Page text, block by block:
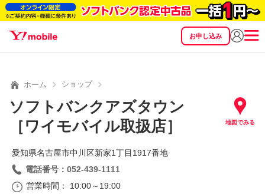
お申し込み
SEARCH
ホーム ショップ
ソフトバンクアズタウン
［ワイモバイル取扱店］
地図でみる
愛知県名古屋市中川区新家1丁目1917番地
電話番号：052-439-1111
営業時間： 10:00～19:00